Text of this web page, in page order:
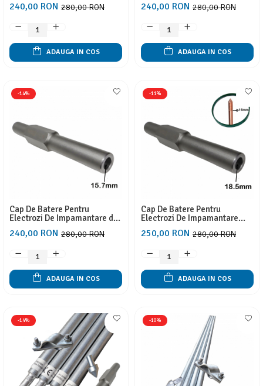
Cu Diametru 13.7 mm
280,00 RON
240,00 RON
ADAUGA IN COS
Cu Diametru 14 mm280,00 RON
240,00 RON
ADAUGA IN COS
-14%
Cap De Batere Pentru
Electrozi De Impamantare de
BP,Diametru gaura interioara
280,00 RON
240,00 RON
ADAUGA IN COS
-11%
Cap De Batere Pentru
Electrozi De Impamantare
Tip BP, Diametru Gaura
280,00 RON
250,00 RON
ADAUGA IN COS
-14% -10%